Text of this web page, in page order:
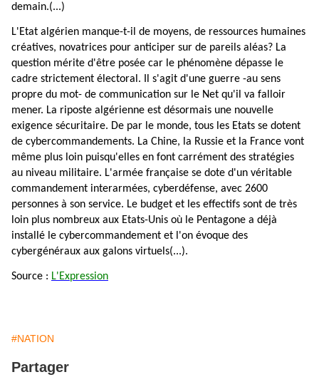
demain.(...)
L'Etat algérien manque-t-il de moyens, de ressources humaines
créatives, novatrices pour anticiper sur de pareils aléas? La
question mérite d'être posée car le phénomène dépasse le
cadre strictement électoral. Il s'agit d'une guerre -au sens
propre du mot- de communication sur le Net qu'il va falloir
mener. La riposte algérienne est désormais une nouvelle
exigence sécuritaire. De par le monde, tous les Etats se dotent
de cybercommandements. La Chine, la Russie et la France vont
même plus loin puisqu'elles en font carrément des stratégies
au niveau militaire. L'armée française se dote d'un véritable
commandement interarmées, cyberdéfense, avec 2600
personnes à son service. Le budget et les effectifs sont de très
loin plus nombreux aux Etats-Unis où le Pentagone a déjà
installé le cybercommandement et l'on évoque des
cybergénéraux aux galons virtuels(...).
Source : L'Expression
#NATION
Partager